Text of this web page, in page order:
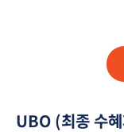
UBO (최종 수